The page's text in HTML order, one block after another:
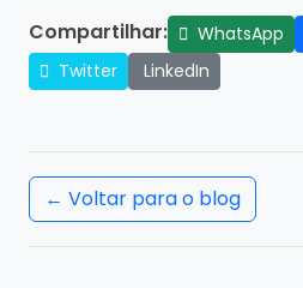
Compartilhar: WhatsApp
Twitter
LinkedIn
← Voltar para o blog